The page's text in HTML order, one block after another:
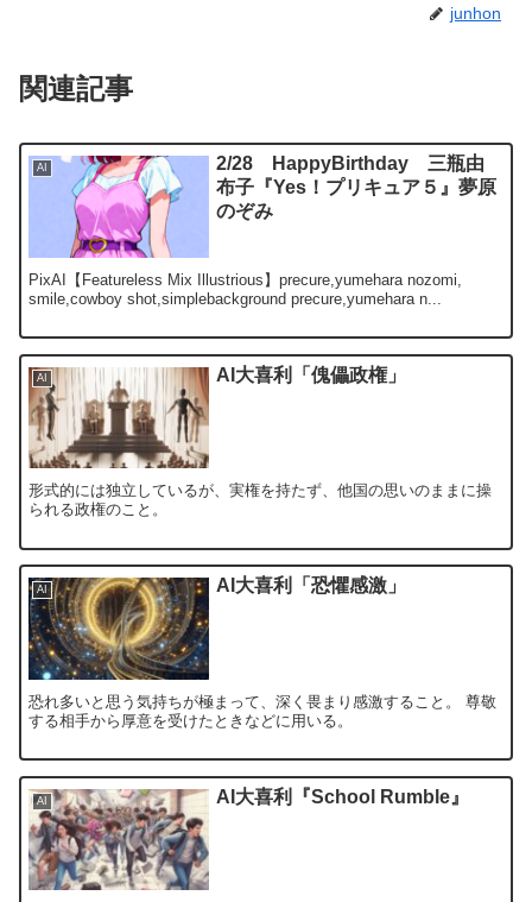
junhon
関連記事
AI
2/28 HappyBirthday 三瓶由
布子『Yes！プリキュア５』夢原
のぞみ
PixAI【Featureless Mix Illustrious】precure,yumehara nozomi,
smile,cowboy shot,simplebackground precure,yumehara n...
AI AI大喜利「傀儡政権」
形式的には独立しているが、実権を持たず、他国の思いのままに操
られる政権のこと。
AI AI大喜利「恐懼感激」
恐れ多いと思う気持ちが極まって、深く畏まり感激すること。 尊敬
する相手から厚意を受けたときなどに用いる。
AI AI大喜利『School Rumble』